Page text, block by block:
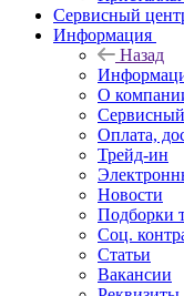
Сервисный
Информация
Назад
О
Оплата,
Трейд-ин
Новости
Подборки
Соц.
Статьи
Вакансии